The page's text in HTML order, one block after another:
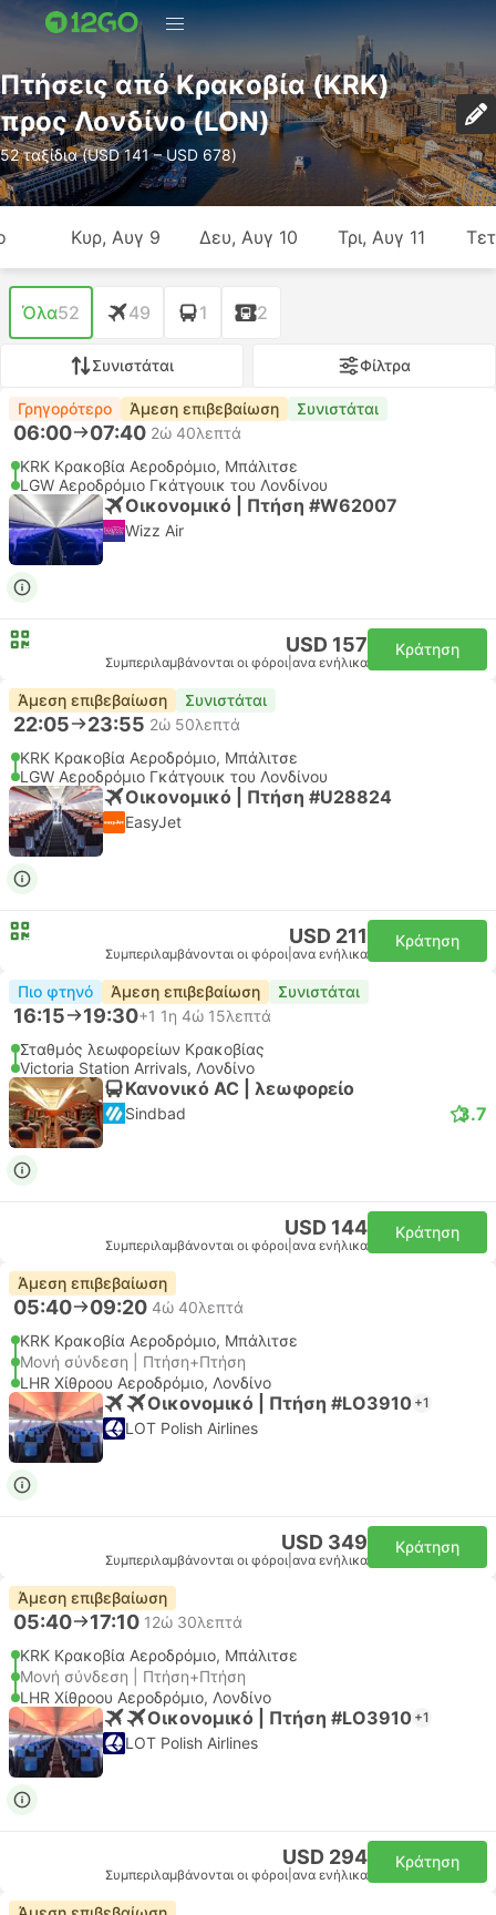
Πτήσεις από Κρακοβία (KRK)
προς Λονδίνο (LON)
52 ταξίδια (USD 141 – USD 678)
Κυρ, Αυγ 9 Δευ, Αυγ 10 Τρι, Αυγ 11
Όλα52 49 1 2
Συνιστάται Φίλτρα
Γρηγορότερο Άμεση επιβεβαίωση Συνιστάται
06:00 07:40 2ώ 40λεπτά
KRK Κρακοβία Αεροδρόμιο, Μπάλιτσε
LGW Αεροδρόμιο Γκάτγουικ του Λονδίνου
Οικονομικό | Πτήση #W62007
Wizz Air
USD 157
Συμπεριλαμβάνονται οι φόροι ανα ενήλικα
Κράτηση
Άμεση επιβεβαίωση Συνιστάται
22:05 23:55 2ώ 50λεπτά
KRK Κρακοβία Αεροδρόμιο, Μπάλιτσε
LGW Αεροδρόμιο Γκάτγουικ του Λονδίνου
Οικονομικό | Πτήση #U28824
EasyJet
USD 211
Συμπεριλαμβάνονται οι φόροι ανα ενήλικα
Κράτηση
Πιο φτηνό Άμεση επιβεβαίωση Συνιστάται
16:15 19:30+1 1η 4ώ 15λεπτά
Σταθμός λεωφορείων Κρακοβίας
Victoria Station Arrivals, Λονδίνο
Κανονικό AC | λεωφορείο
Sindbad 3.7
USD 144
Συμπεριλαμβάνονται οι φόροι ανα ενήλικα
Κράτηση
Άμεση επιβεβαίωση
05:40 09:20 4ώ 40λεπτά
KRK Κρακοβία Αεροδρόμιο, Μπάλιτσε
Μονή σύνδεση | Πτήση+Πτήση
LHR Χίθροου Αεροδρόμιο, Λονδίνο
Οικονομικό | Πτήση #LO3910 +1
LOT Polish Airlines
USD 349
Συμπεριλαμβάνονται οι φόροι ανα ενήλικα
Κράτηση
Άμεση επιβεβαίωση
05:40 17:10 12ώ 30λεπτά
KRK Κρακοβία Αεροδρόμιο, Μπάλιτσε
Μονή σύνδεση | Πτήση+Πτήση
LHR Χίθροου Αεροδρόμιο, Λονδίνο
Οικονομικό | Πτήση #LO3910 +1
LOT Polish Airlines
USD 294
Συμπεριλαμβάνονται οι φόροι ανα ενήλικα
Κράτηση